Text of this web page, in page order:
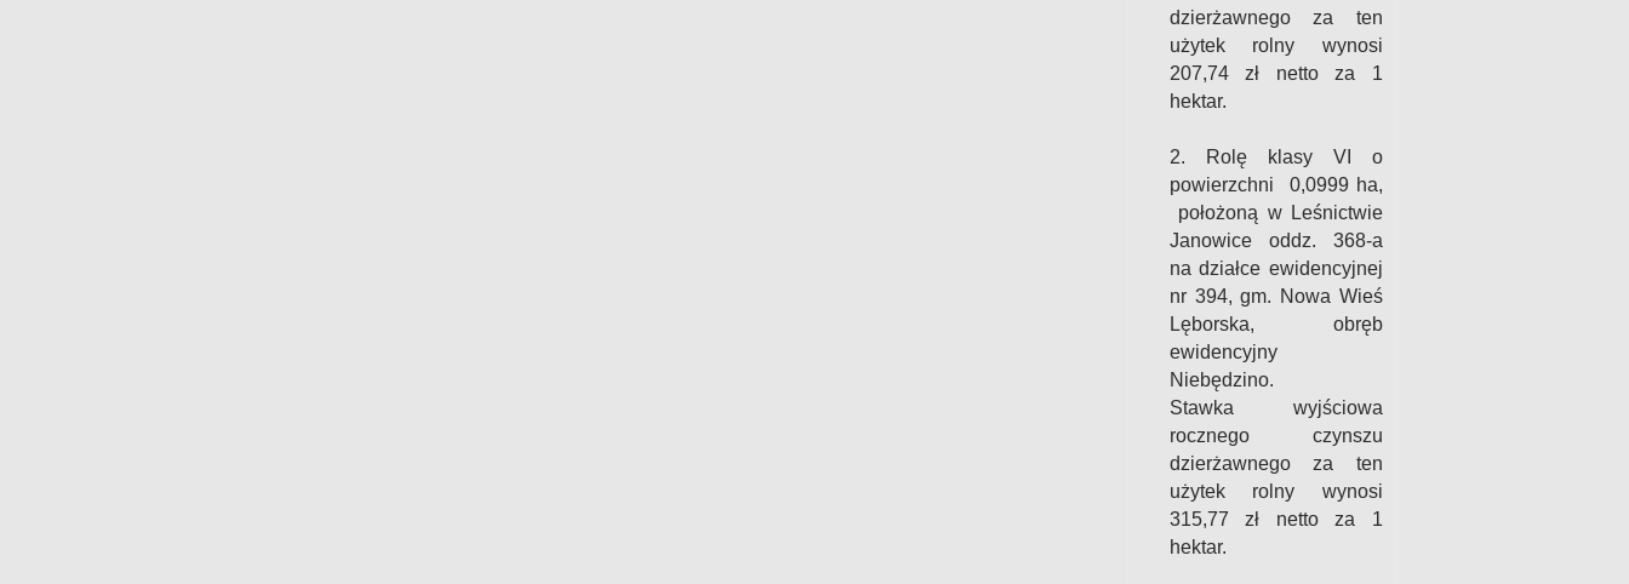
dzierżawnego za ten
użytek rolny wynosi
207,74 zł netto za 1
hektar.
2. Rolę klasy VI o
powierzchni 0,0999 ha,
położoną w Leśnictwie
Janowice oddz. 368-a
na działce ewidencyjnej
nr 394, gm. Nowa Wieś
Lęborska, obręb
ewidencyjny
Niebędzino.
Stawka wyjściowa
rocznego czynszu
dzierżawnego za ten
użytek rolny wynosi
315,77 zł netto za 1
hektar.